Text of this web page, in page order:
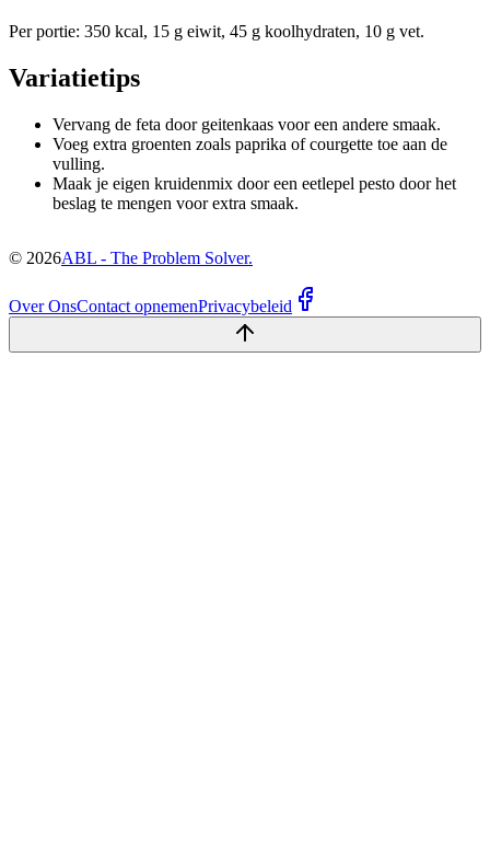
Per portie: 350 kcal, 15 g eiwit, 45 g koolhydraten, 10 g vet.
Variatietips
Vervang de feta door geitenkaas voor een andere smaak.
Voeg extra groenten zoals paprika of courgette toe aan de
vulling.
Maak je eigen kruidenmix door een eetlepel pesto door het
beslag te mengen voor extra smaak.
© 2026ABL - The Problem Solver.
Over OnsContact opnemenPrivacybeleid